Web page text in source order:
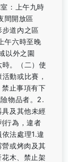
：上午九時
間開放區
道內之區
午六時至晚
以外之園
。（二）使
動或比賽，
止事項有下
物品者。2.
及其他未經
行為，違者
法處理1.違
或烤肉及其
木、禁止架